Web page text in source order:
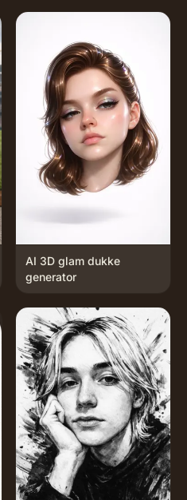
AI 3D glam dukke
generator